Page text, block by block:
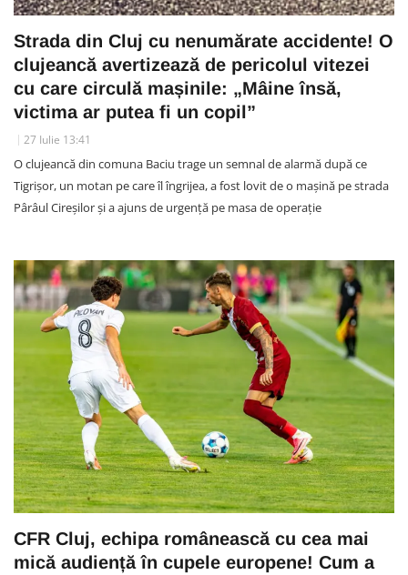
Strada din Cluj cu nenumărate accidente! O
clujeancă avertizează de pericolul vitezei
cu care circulă mașinile: „Mâine însă,
victima ar putea fi un copil”
27 Iulie 13:41
O clujeancă din comuna Baciu trage un semnal de alarmă după ce
Tigrișor, un motan pe care îl îngrijea, a fost lovit de o mașină pe strada
Pârâul Cireșilor și a ajuns de urgență pe masa de operație
CFR Cluj, echipa românească cu cea mai
mică audiență în cupele europene! Cum a